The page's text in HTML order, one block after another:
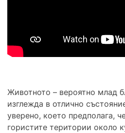
Животното – вероятно млад
изглежда в отлично
уверено, което предполага,
гористите територии около